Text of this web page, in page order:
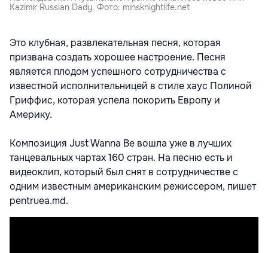
Kazimir Russian Dady. Фото: minsknightlife.net
Это клубная, развлекательная песня, которая
призвана создать хорошее настроение. Песня
является плодом успешного сотрудничества с
известной исполнительницей в стиле хаус Полиной
Гриффис, которая успела покорить Европу и
Америку.
Композиция Just Wanna Be вошла уже в лучших
танцевальных чартах 160 стран. На песню есть и
видеоклип, который был снят в сотрудничестве с
одним известным американским режиссером, пишет
pentruea.md.